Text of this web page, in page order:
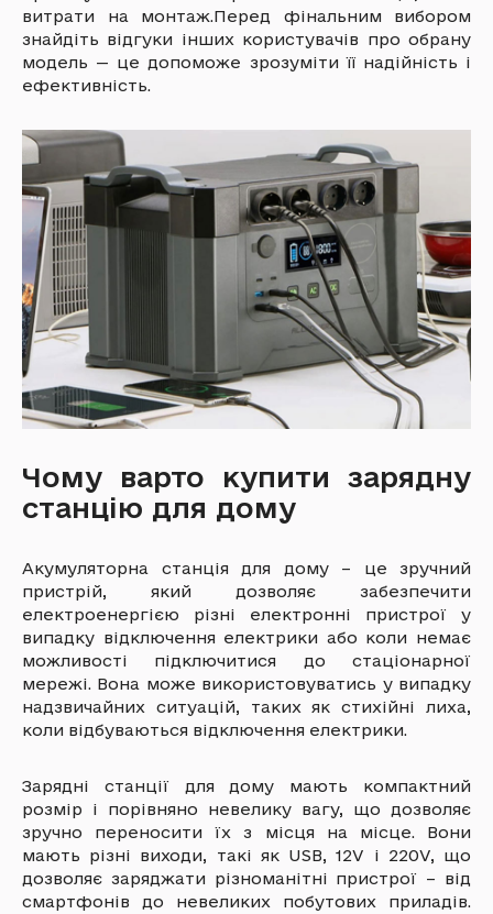
витрати на монтаж.Перед фінальним вибором
знайдіть відгуки інших користувачів про обрану
модель — це допоможе зрозуміти її надійність і
ефективність.
Чому варто купити зарядну
станцію для дому
Акумуляторна станція для дому – це зручний
пристрій, який дозволяє забезпечити
електроенергією різні електронні пристрої у
випадку відключення електрики або коли немає
можливості підключитися до стаціонарної
мережі. Вона може використовуватись у випадку
надзвичайних ситуацій, таких як стихійні лиха,
коли відбуваються відключення електрики.
Зарядні станції для дому мають компактний
розмір і порівняно невелику вагу, що дозволяє
зручно переносити їх з місця на місце. Вони
мають різні виходи, такі як USB, 12V і 220V, що
дозволяє заряджати різноманітні пристрої – від
смартфонів до невеликих побутових приладів.